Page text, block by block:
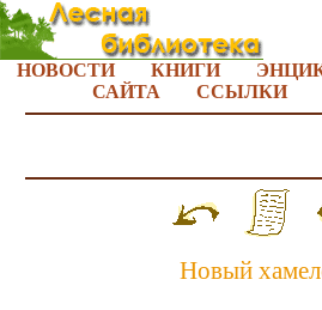
НОВОСТИ КНИГИ
САЙТА
ССЫЛКИ
Новый